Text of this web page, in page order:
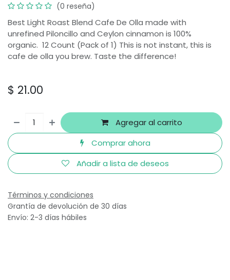
(0 reseña)
Best Light Roast Blend Cafe De Olla made with
unrefined Piloncillo and Ceylon cinnamon is 100%
organic. 12 Count (Pack of 1) This is not instant, this is
cafe de olla you brew. Taste the difference!
$ 21.00
Agregar al carrito
Comprar ahora
Añadir a lista de deseos
Términos y condiciones
Grantía de devolución de 30 días
Envío: 2-3 días hábiles